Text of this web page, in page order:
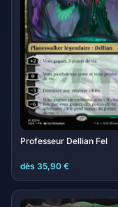
Professeur Dellian Fel
dès 35,90 €